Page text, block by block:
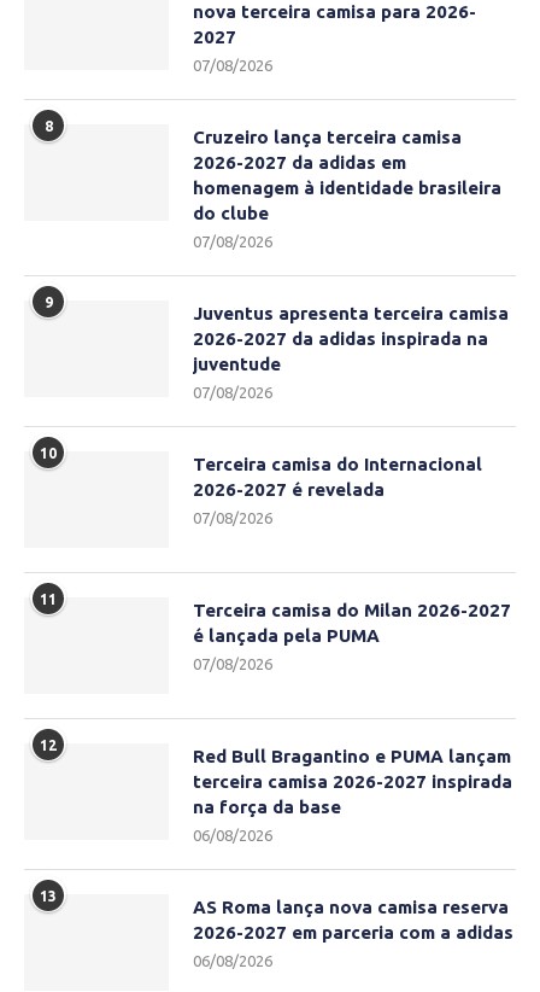
nova terceira camisa para 2026-
2027
07/08/2026
8
Cruzeiro lança terceira camisa
2026-2027 da adidas em
homenagem à identidade brasileira
do clube
07/08/2026
9
Juventus apresenta terceira camisa
2026-2027 da adidas inspirada na
juventude
07/08/2026
10
Terceira camisa do Internacional
2026-2027 é revelada
07/08/2026
11
Terceira camisa do Milan 2026-2027
é lançada pela PUMA
07/08/2026
12
Red Bull Bragantino e PUMA lançam
terceira camisa 2026-2027 inspirada
na força da base
06/08/2026
13
AS Roma lança nova camisa reserva
2026-2027 em parceria com a adidas
06/08/2026